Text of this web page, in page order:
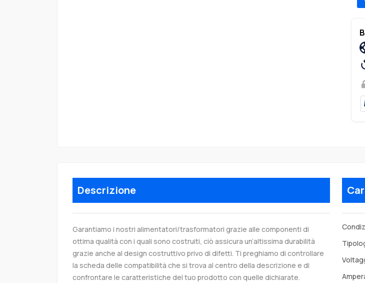
Descrizione
Garantiamo i nostri alimentatori/trasformatori grazie alle componenti di
ottima qualità con i quali sono costruiti, ciò assicura un’altissima durabilità
grazie anche al design costruttivo privo di difetti. Ti preghiamo di controllare
la scheda delle compatibilità che si trova al centro della descrizione e di
confrontare le caratteristiche del tuo prodotto con quelle dichiarate.